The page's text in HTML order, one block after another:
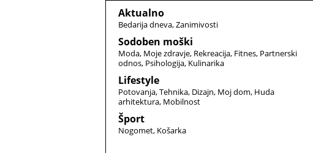
Aktualno
Bedarija dneva Zanimivosti
Sodoben moški
Moda Moje zdravje Rekreacija Fitnes Partnerski
odnos Psihologija Kulinarika
Lifestyle
Potovanja Tehnika Dizajn Moj dom Huda
arhitektura Mobilnost
Šport
Nogomet Košarka